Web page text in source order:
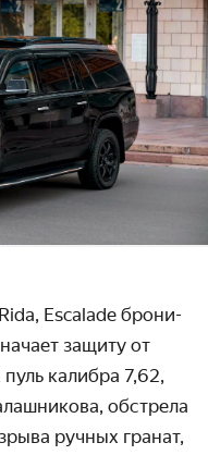
Escalade брони­
защиту от
калибра 7,62,
обстрела
ручных гранат,